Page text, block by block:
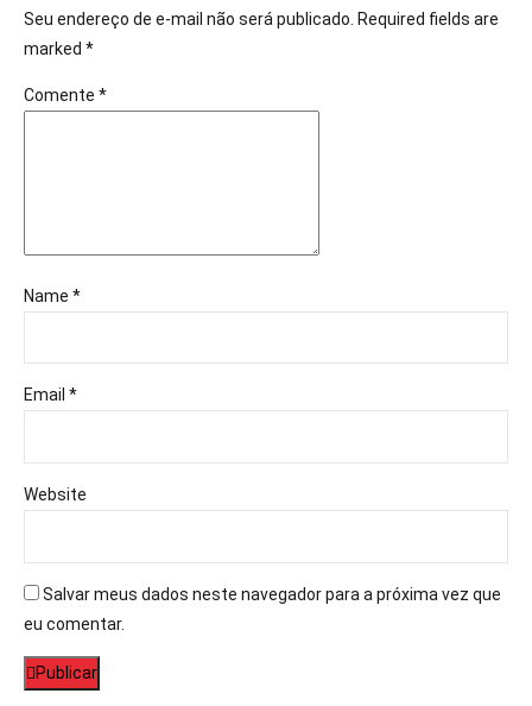
Seu endereço de e-mail não será publicado. Required fields are
marked *
Comente *
Name *
Email *
Website
Salvar meus dados neste navegador para a próxima vez que
eu comentar.
Publicar